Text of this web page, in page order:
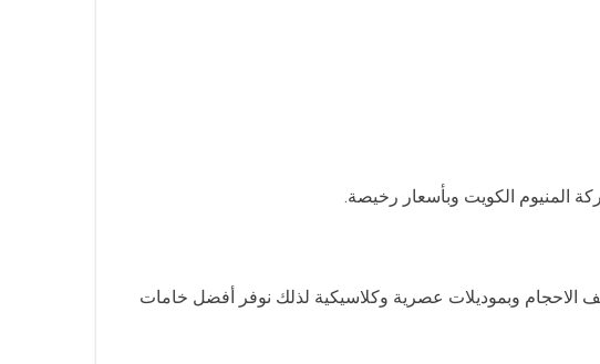
المنيوم الكويت وبأسعار رخيصة.
الاحجام وبموديلات عصرية وكلاسيكية لذلك نوفر أفضل خامات